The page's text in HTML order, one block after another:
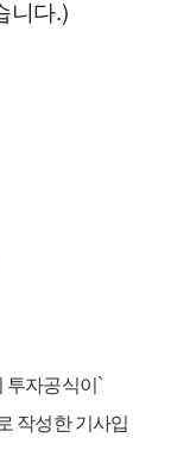
니다.)
투자공식이`
작성한 기사입